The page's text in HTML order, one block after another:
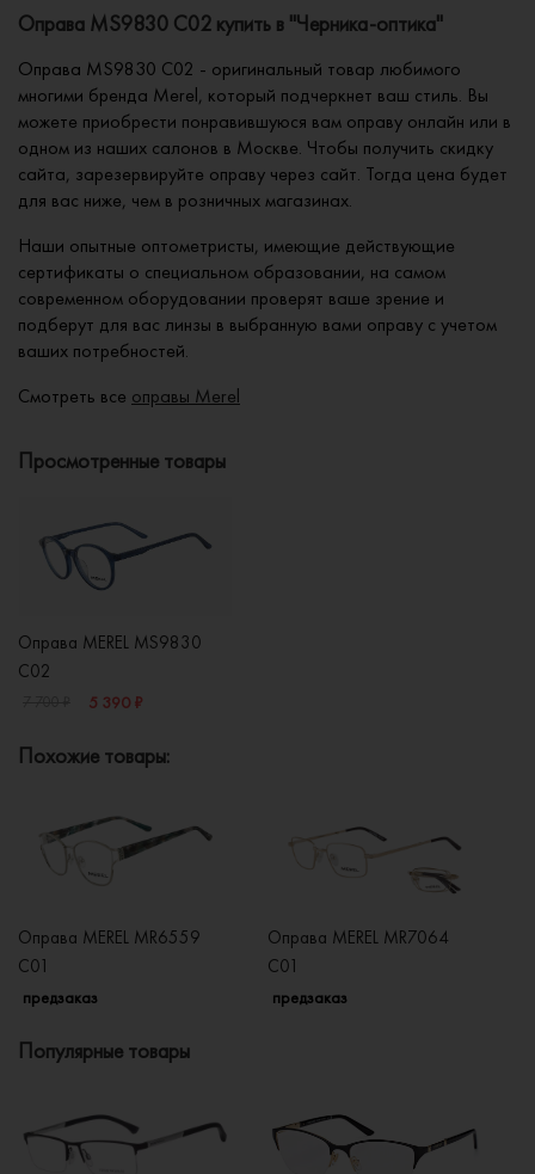
Оправа MS9830 C02 купить в "Черника-оптика"
Оправа MS9830 C02 - оригинальный товар любимого
многими бренда Merel, который подчеркнет ваш стиль. Вы
можете приобрести понравившуюся вам оправу онлайн или в
одном из наших салонов в Москве. Чтобы получить скидку
сайта, зарезервируйте оправу через сайт. Тогда цена будет
для вас ниже, чем в розничных магазинах.
Наши опытные оптометристы, имеющие действующие
сертификаты о специальном образовании, на самом
современном оборудовании проверят ваше зрение и
подберут для вас линзы в выбранную вами оправу с учетом
ваших потребностей.
Смотреть все оправы Merel
Просмотренные товары
Оправа MEREL MS9830
C02
5 390 ₽
Похожие товары:
Оправа MEREL MR6559
C01
предзаказ
Оправа MEREL MR7064
C01
предзаказ
Популярные товары